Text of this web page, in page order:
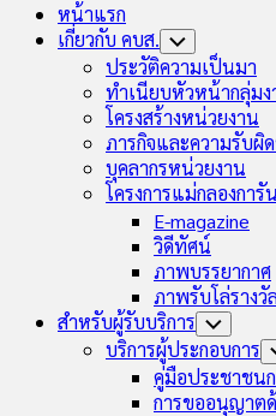
หน้าแรก
เกี่ยวกับ คบส. Toggle
Child
Menu
ประวัติความเป็นมา
ทำเนียบหัวหน้ากลุ่มง
โครงสร้างหน่วยงาน
ภารกิจและความรับผิ
บุคลากรหน่วยงาน
โครงการแม่กลองการั
E-magazine
วิดีทัศน์
ภาพบรรยากาศ
ภาพรับโล่รางวัล
สำหรับผู้รับบริการ Toggle
Child
Menu
บริการผู้ประกอบการ
คู่มือประชาชน
การขออนุญา